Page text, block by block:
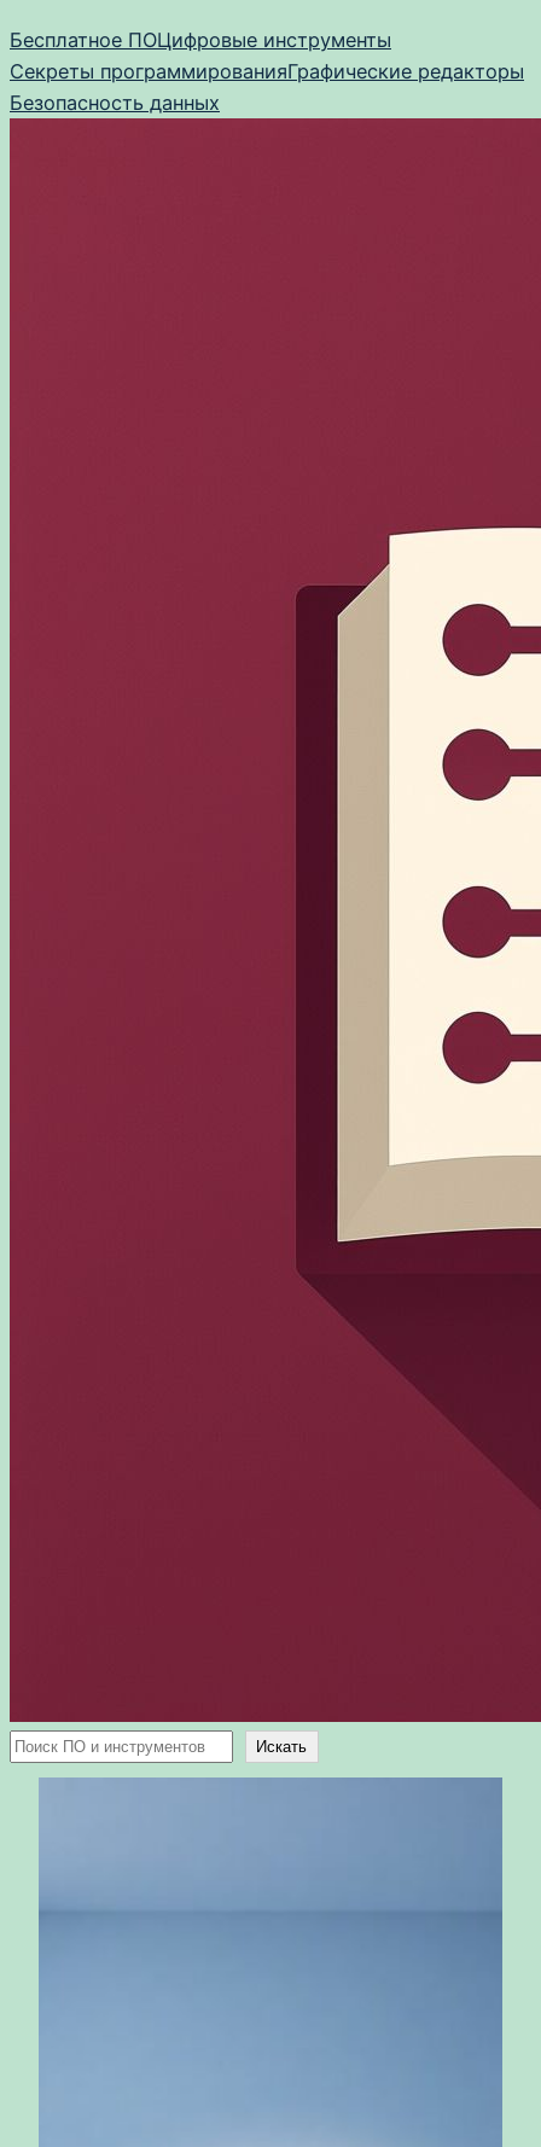
к
содержимому
Бесплатное ПОЦифровые инструменты
Секреты программированияГрафические редакторы
Безопасность данных
Поиск Искать